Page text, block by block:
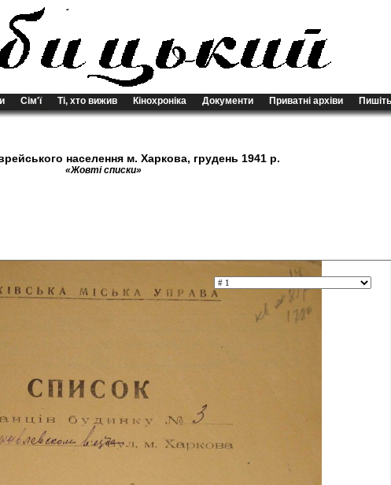
Сім'ї Ті, хто вижив Кінохроніка Документи Приватні архіви
населення м. Харкова, грудень 1941 р.
«Жовті списки»